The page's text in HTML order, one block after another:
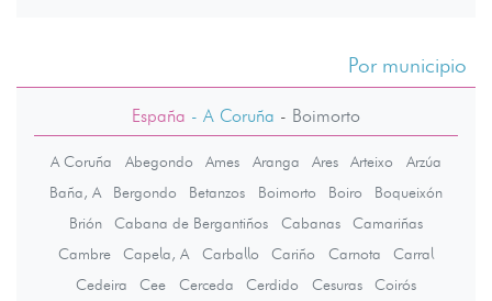
Por municipio
España - A Coruña - Boimorto
A Coruña Abegondo Ames Aranga Ares Arteixo
Arzúa
Baña, A
Bergondo Betanzos Boimorto Boiro
Boqueixón
Brión
Cabana de Bergantiños Cabanas
Camariñas
Cambre
Capela, A Carballo Cariño Carnota
Carral
Cedeira
Cee Cerceda Cerdido Cesuras
Coirós